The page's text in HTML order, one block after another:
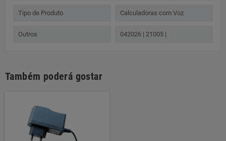
Tipo de Produto Calculadoras com Voz
Outros 042026 | 21005 |
Também poderá gostar